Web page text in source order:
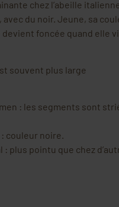
chez l’abeille
avec du noir. Jeune, sa
devient foncée quand elle
souvent plus large
: les segments sont
couleur noire.
: plus pointu que chez